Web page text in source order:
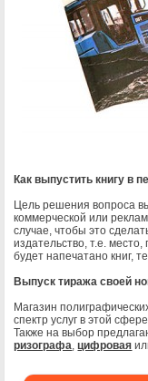
Буклеты
Брошюры
Бюллетени
Визитки
Вкладыши
Грамоты
Годовые отчёты
Ежедневники
Журналы
Инструкции
Календари
Картины
Каталоги
Книги
Конверты
Купоны
Листовки
Как выпустить книгу в
Цель решения вопроса
коммерческой или
случае, чтобы это
издательство, т.е.
будет напечатано книг,
Выпуск тиража своей
Магазин
спектр услуг в этой
Также на выбор
ризографа,цифровая